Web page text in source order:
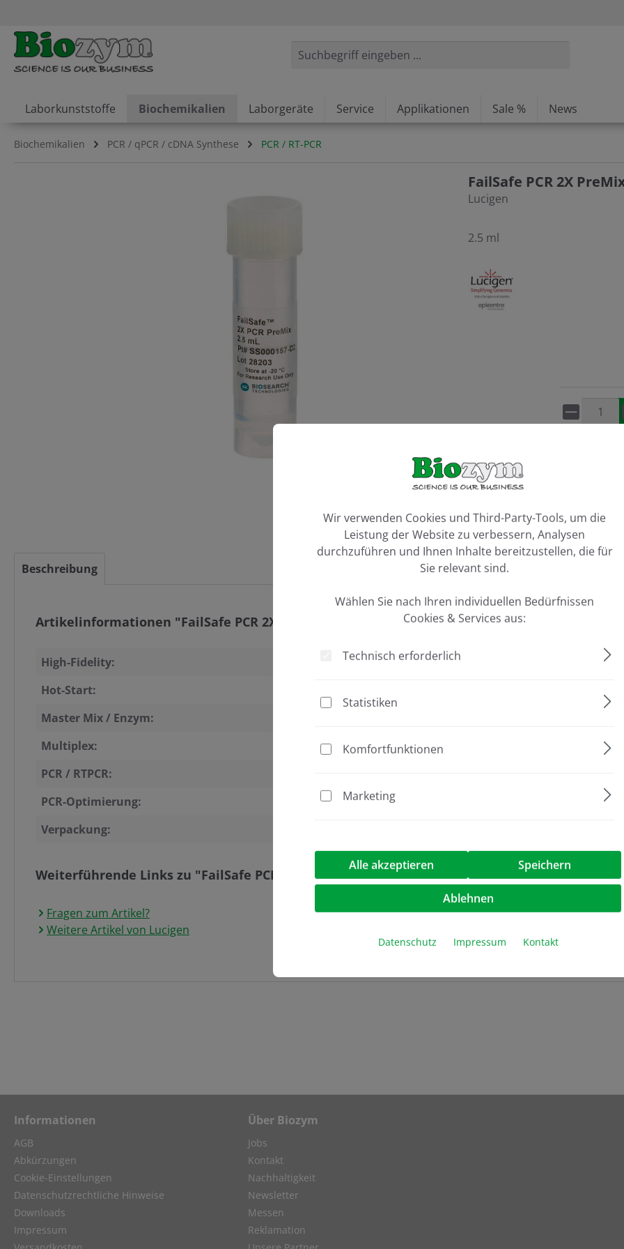
Laborkunststoffe Biochemikalien Laborgeräte Service Applikationen Sale % News
Biochemikalien PCR / qPCR / cDNA Synthese PCR / RT-PCR
FailSafe PCR 2X
Lucigen
2.5 ml
Artikel
Beschreibung
Artikelinformationen "FailSafe PCR 2X PreMix D"
High-Fidelity:
nein
Hot-Start:
Master Mix / Enzym:
Multiplex:
nein
PCR / RTPCR:
PCR-Optimierung:
Verpackung:
Weiterführende Links zu "FailSafe PCR 2X PreMix D"
Fragen zum Artikel?
Weitere Artikel von Lucigen
Informationen
AGB
Abkürzungen
Cookie-Einstellungen
Datenschutzrechtliche Hinweise
Downloads
Impressum
Über Biozym
Jobs
Kontakt
Nachhaltigkeit
Newsletter
Messen
Reklamation
Wir verwenden Cookies und Third-Party-Tools, um die
Leistung der Website zu verbessern, Analysen
durchzuführen und Ihnen Inhalte bereitzustellen, die für
Sie relevant sind.
Wählen Sie nach Ihren individuellen Bedürfnissen
Cookies & Services aus:
Technisch erforderlich
Statistiken
Komfortfunktionen
Marketing
Alle akzeptieren Speichern
Ablehnen
Datenschutz Impressum Kontakt